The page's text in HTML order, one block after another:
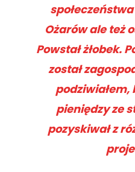
Ożarów ale też
Powstał żłobek.
został
podziwiałem,
pieniędzy ze
pozyskiwał z